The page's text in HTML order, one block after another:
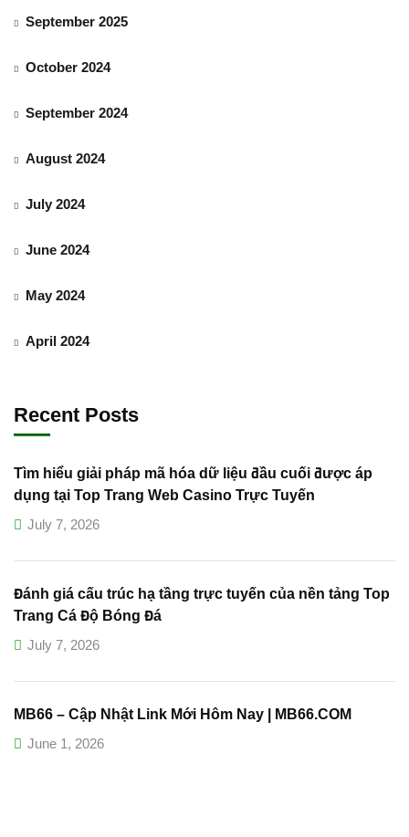
September 2025
October 2024
September 2024
August 2024
July 2024
June 2024
May 2024
April 2024
Recent Posts
Tìm hiểu giải pháp mã hóa dữ liệu đầu cuối được áp
dụng tại Top Trang Web Casino Trực Tuyến
July 7, 2026
Đánh giá cấu trúc hạ tầng trực tuyến của nền tảng Top
Trang Cá Độ Bóng Đá
July 7, 2026
MB66 – Cập Nhật Link Mới Hôm Nay | MB66.COM
June 1, 2026